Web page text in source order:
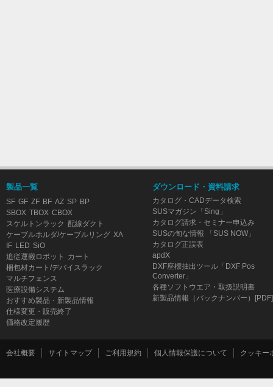
製品一覧
SF GF ZF BF AZ SP BP
SBOX TBOX CBOX
スケルトンラック 配線ダクト
ケーブルホルダ/ケーブルリング XA
IF LED SiO
追従運搬ロボット
カート
梱包材カート/デバイスラック
マルチフェンス
医療設備システム
おすすめ製品・新製品情報
仕様変更・販売終了
価格改定履歴
ダウンロード・資料請求
カタログ・CADデータ検索
SUSマガジン「Sing」
カタログ請求・セミナー申込み
SUSの旬な情報 「SUS NOW」
カタログ正誤表
apdX
DXF座標抽出ツール「DXF Pos
Converter」
各種ソフトウエア・取扱説明書
新製品情報（バックナンバー）[PDF]
会社概要 サイトマップ ご利用規約 個人情報保護について クッキー